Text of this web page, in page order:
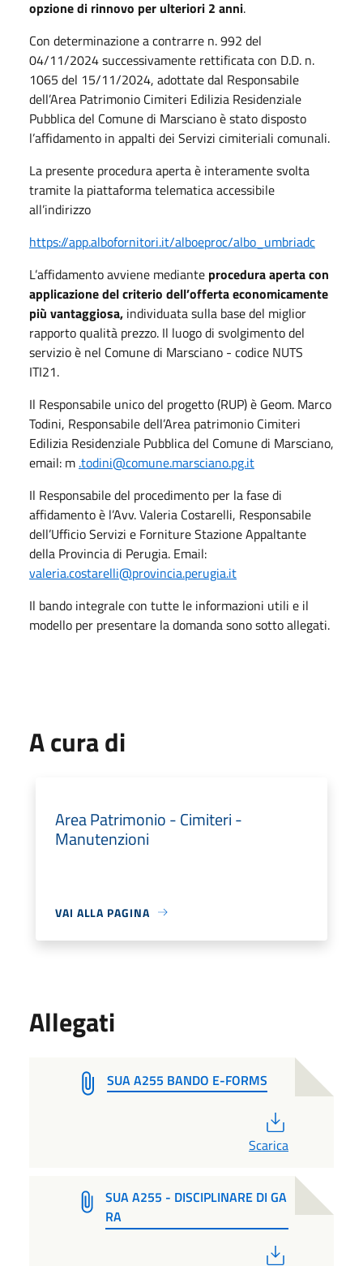
opzione di rinnovo per ulteriori 2 anni.
Con determinazione a contrarre n. 992 del
04/11/2024 successivamente rettificata con D.D. n.
1065 del 15/11/2024, adottate dal Responsabile
dell’Area Patrimonio Cimiteri Edilizia Residenziale
Pubblica del Comune di Marsciano è stato disposto
l’affidamento in appalti dei Servizi cimiteriali comunali.
La presente procedura aperta è interamente svolta
tramite la piattaforma telematica accessibile
all’indirizzo
https://app.albofornitori.it/alboeproc/albo_umbriadc
L’affidamento avviene mediante procedura aperta con
applicazione del criterio dell’offerta economicamente
più vantaggiosa, individuata sulla base del miglior
rapporto qualità prezzo. Il luogo di svolgimento del
servizio è nel Comune di Marsciano - codice NUTS
ITI21.
Il Responsabile unico del progetto (RUP) è Geom. Marco
Todini, Responsabile dell’Area patrimonio Cimiteri
Edilizia Residenziale Pubblica del Comune di Marsciano,
email: m .todini@comune.marsciano.pg.it
Il Responsabile del procedimento per la fase di
affidamento è l’Avv. Valeria Costarelli, Responsabile
dell’Ufficio Servizi e Forniture Stazione Appaltante
della Provincia di Perugia. Email:
valeria.costarelli@provincia.perugia.it
Il bando integrale con tutte le informazioni utili e il
modello per presentare la domanda sono sotto allegati.
A cura di
Area Patrimonio - Cimiteri -
Manutenzioni
VAI ALLA PAGINA
Allegati
SUA A255 BANDO E-FORMS
Scarica
SUA A255 - DISCIPLINARE DI GA
RA